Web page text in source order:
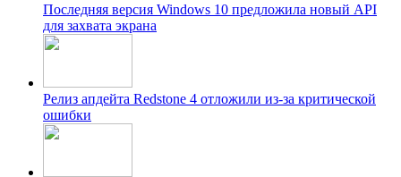
Последняя версия Windows 10 предложила новый API
для захвата экрана
Релиз апдейта Redstone 4 отложили из-за критической
ошибки